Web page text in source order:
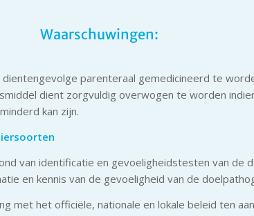
Waarschuwingen:
parenteraal gemedicineerd te
dient zorgvuldig overwogen te worden
kan zijn.
soorten
van identificatie en gevoeligheidstesten van de
en kennis van de gevoeligheid van de
het officiële, nationale en lokale beleid ten